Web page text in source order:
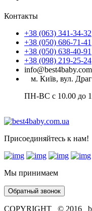
Контакты
+38 (063) 341-34-32
+38 (050) 686-71-41
+38 (050) 638-40-91
+38 (098) 219-25-24
м. Київ, вул.
ПН-ВС с 10.00 до
Присоединяйтесь к нам!
Мы принимаем
Обратный звонок
COPYRIGHT © 2016